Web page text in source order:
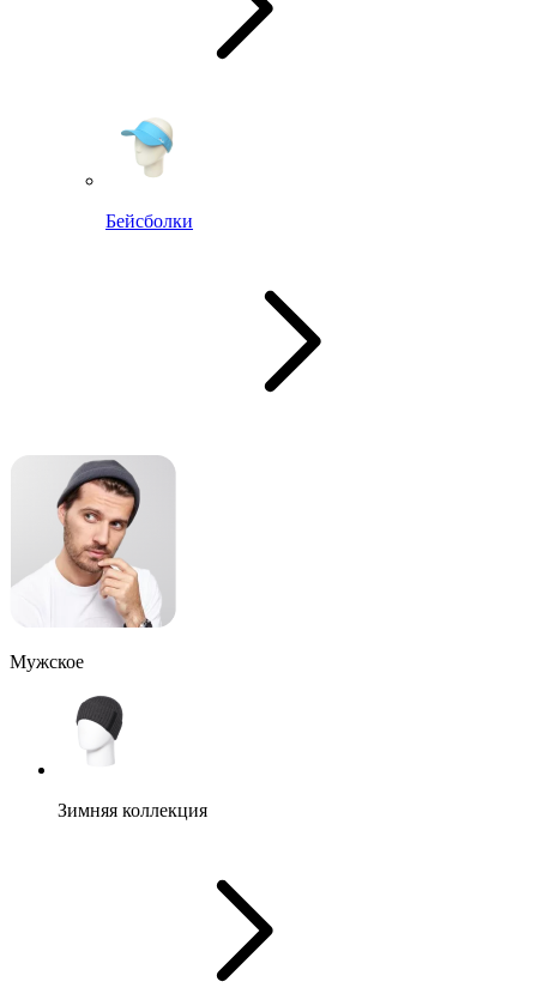
Бейсболки
Мужское
Зимняя коллекция